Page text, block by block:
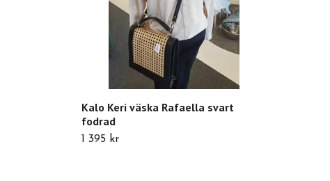
Kalo Keri väska Rafaella svart
fodrad
1 395 kr